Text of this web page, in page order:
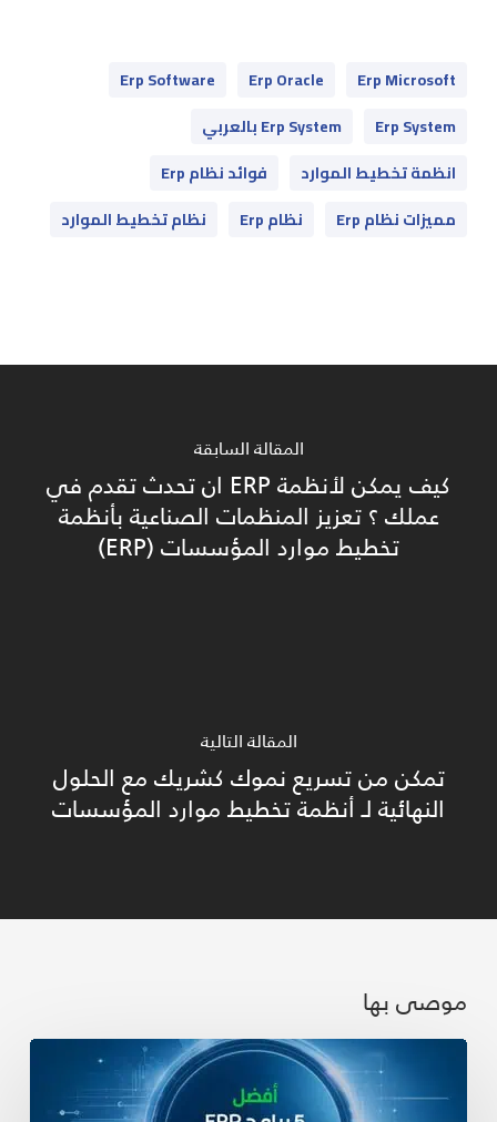
Erp Microsoft
Erp Oracle
Erp Software
Erp System
Erp System بالعربي
انظمة تخطيط الموارد
فوائد نظام Erp
مميزات نظام Erp
نظام Erp نظام تخطيط الموارد
المقالة السابقة
كيف يمكن لأنظمة ERP ان تحدث تقدم في
عملك ؟ تعزيز المنظمات الصناعية بأنظمة
تخطيط موارد المؤسسات (ERP)
المقالة التالية
تمكن من تسريع نموك كشريك مع الحلول
النهائية لـ أنظمة تخطيط موارد المؤسسات
موصى بها